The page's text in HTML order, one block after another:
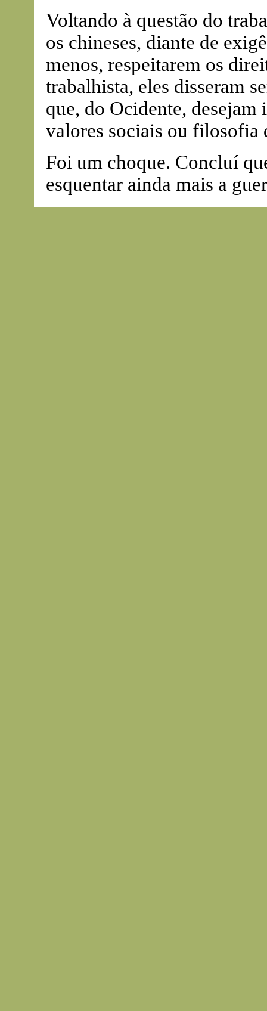
Voltando à questão do
os chineses, diante de
menos, respeitarem os
trabalhista, eles disseram
que, do Ocidente, desejam
valores sociais ou filosofia
Foi um choque. Concluí
esquentar ainda mais a